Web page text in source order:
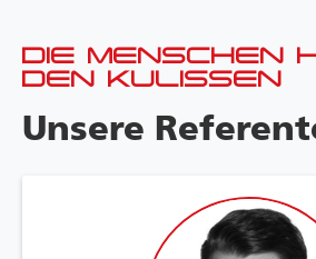
DIE MENSCHEN
DEN KULISSEN
Unsere